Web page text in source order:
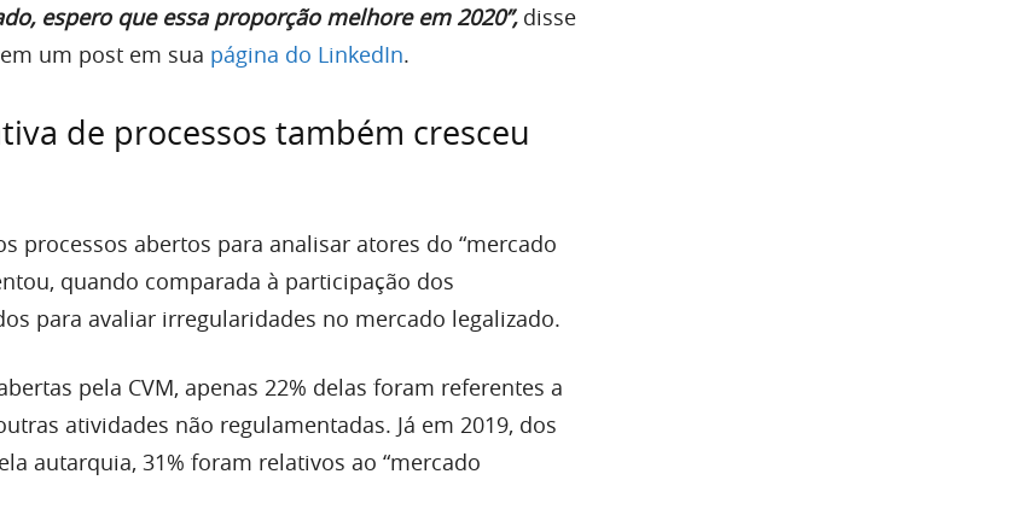
espero que essa proporção melhore em 2020”, disse
um post em sua página do LinkedIn.
de processos também cresceu
processos abertos para analisar atores do “mercado
quando comparada à participação dos
para avaliar irregularidades no mercado legalizado.
pela CVM, apenas 22% delas foram referentes a
atividades não regulamentadas. Já em 2019, dos
autarquia, 31% foram relativos ao “mercado